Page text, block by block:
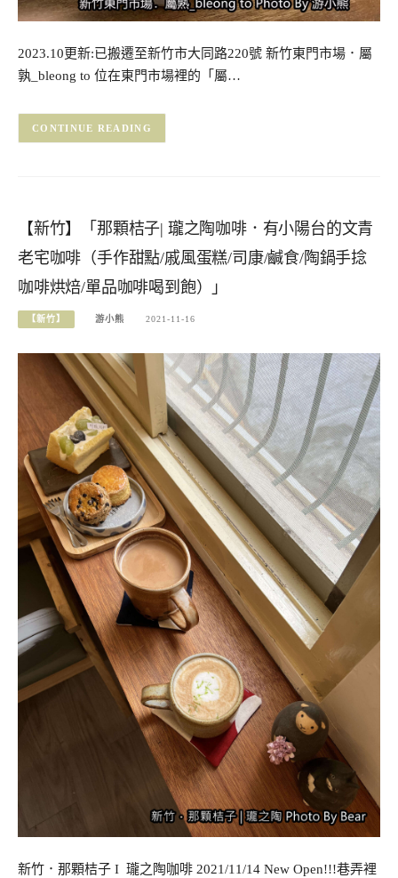
2023.10更新:已搬遷至新竹市大同路220號 新竹東門市場．屬
孰_bleong to 位在東門市場裡的「屬…
CONTINUE READING
【新竹】「那顆桔子| 瓏之陶咖啡．有小陽台的文青
老宅咖啡（手作甜點/戚風蛋糕/司康/鹹食/陶鍋手捻
咖啡烘焙/單品咖啡喝到飽）」
【新竹】 游小熊 2021-11-16
新竹．那顆桔子 I 瓏之陶咖啡 2021/11/14 New Open!!!巷弄裡